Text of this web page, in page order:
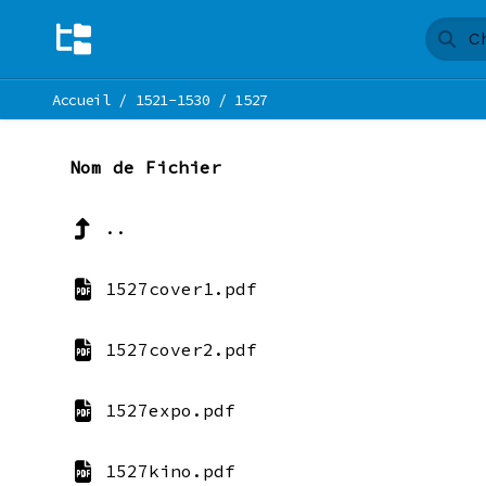
Accueil/ 1521-1530 / 1527
Nom de Fichier
..
1527cover1.pdf
1527cover2.pdf
1527expo.pdf
1527kino.pdf